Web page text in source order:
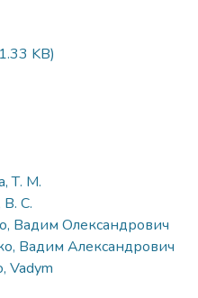
KB)
Т. М.
С.
Вадим Олександрович
Вадим Александрович
Vadym